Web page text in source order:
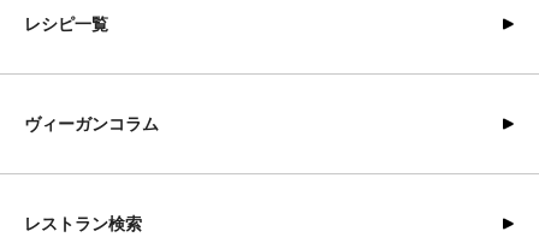
レシピ一覧
ヴィーガンコラム
レストラン検索